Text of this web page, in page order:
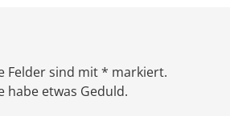
Felder sind mit * markiert.
etwas Geduld.